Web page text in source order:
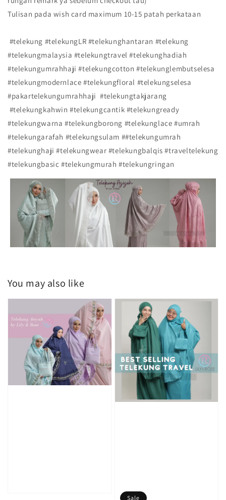
Tulisan pada wish card maximum 10-15 patah perkataan
#telekung #telekungLR #telekunghantaran #telekung
#telekungmalaysia #telekungtravel #telekunghadiah
#telekungumrahhaji #telekungcotton #telekunglembutselesa
#telekungmodernlace #telekungfloral #telekungselesa
#pakartelekungumrahhaji #telekungtakjarang
#telekungkahwin #telekungcantik #telekungready
#telekungwarna #telekungborong #telekunglace #umrah
#telekungarafah #telekungsulam ##telekungumrah
#telekunghaji #telekungwear #telekungbalqis #traveltelekung
#telekungbasic #telekungmurah #telekungringan
You may also like
Sale